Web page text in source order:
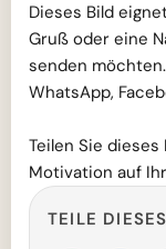
Dieses Bild
Gruß oder eine
senden
WhatsApp,
Teilen Sie
Motivation auf
TEILE